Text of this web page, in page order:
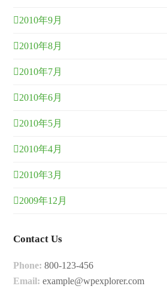
2010年9月
2010年8月
2010年7月
2010年6月
2010年5月
2010年4月
2010年3月
2009年12月
Contact Us
Phone: 800-123-456
Email: example@wpexplorer.com